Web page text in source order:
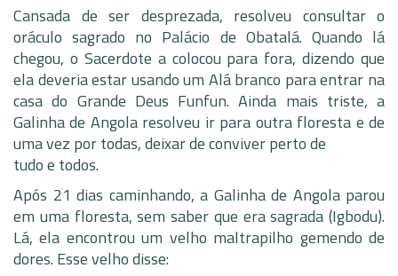
Cansada de ser desprezada, resolveu consultar o
oráculo sagrado no Palácio de Obatalá. Quando lá
chegou, o Sacerdote a colocou para fora, dizendo que
ela deveria estar usando um Alá branco para entrar na
casa do Grande Deus Funfun. Ainda mais triste, a
Galinha de Angola resolveu ir para outra floresta e de
uma vez por todas, deixar de conviver perto de
tudo e todos.
Após 21 dias caminhando, a Galinha de Angola parou
em uma floresta, sem saber que era sagrada (Igbodu).
Lá, ela encontrou um velho maltrapilho gemendo de
dores. Esse velho disse: